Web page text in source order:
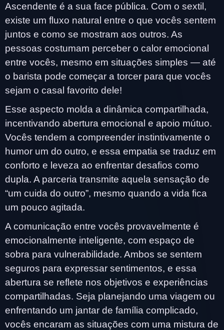
Ascendente é a sua face pública. Com o sextil,
existe um fluxo natural entre o que vocês sentem
juntos e como se mostram aos outros. As
pessoas costumam perceber o calor emocional
entre vocês, mesmo em situações simples — até
o barista pode começar a torcer para que vocês
sejam o casal favorito dele!
Esse aspecto molda a dinâmica compartilhada,
incentivando abertura emocional e apoio mútuo.
Vocês tendem a compreender instintivamente o
humor um do outro, e essa empatia se traduz em
conforto e leveza ao enfrentar desafios como
dupla. A parceria transmite aquela sensação de
“um cuida do outro”, mesmo quando a vida fica
um pouco agitada.
A comunicação entre vocês provavelmente é
emocionalmente inteligente, com espaço de
sobra para vulnerabilidade. Ambos se sentem
seguros para expressar sentimentos, e essa
abertura se reflete nos objetivos e experiências
compartilhadas. Seja planejando uma viagem ou
enfrentando um jantar de família complicado,
vocês encaram as situações com uma mistura de